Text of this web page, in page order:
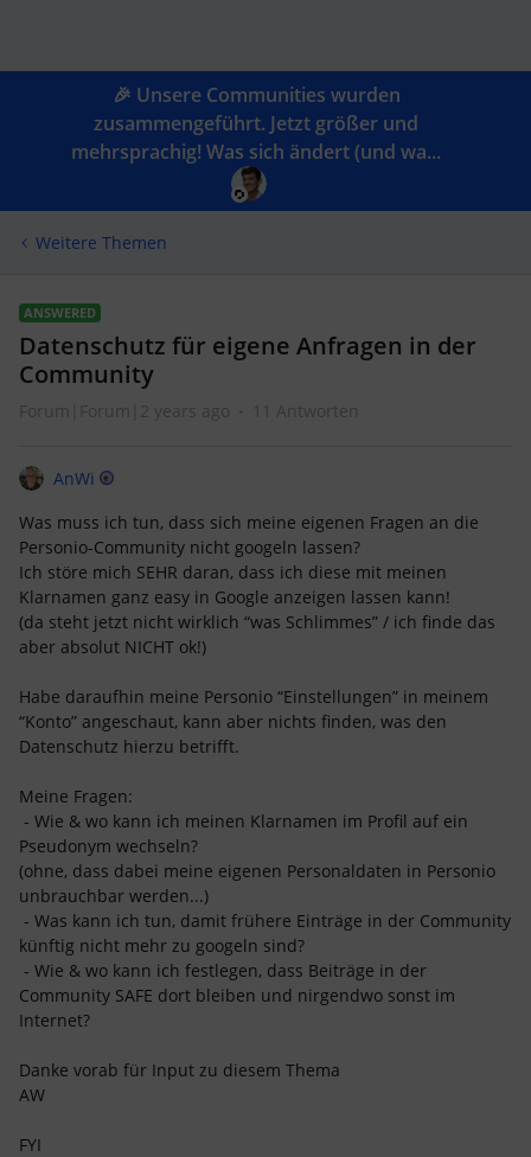
🎉 Unsere Communities wurden
zusammengeführt. Jetzt größer und
mehrsprachig! Was sich ändert (und wa...
Weitere Themen
ANSWERED
Datenschutz für eigene Anfragen in der
Community
Forum|Forum|2 years ago 11 Antworten
AnWi
Was muss ich tun, dass sich meine eigenen Fragen an die
Personio-Community nicht googeln lassen?
Ich störe mich SEHR daran, dass ich diese mit meinen
Klarnamen ganz easy in Google anzeigen lassen kann!
(da steht jetzt nicht wirklich “was Schlimmes” / ich finde das
aber absolut NICHT ok!)
Habe daraufhin meine Personio “Einstellungen” in meinem
“Konto” angeschaut, kann aber nichts finden, was den
Datenschutz hierzu betrifft.
Meine Fragen:
- Wie & wo kann ich meinen Klarnamen im Profil auf ein
Pseudonym wechseln?
(ohne, dass dabei meine eigenen Personaldaten in Personio
unbrauchbar werden...)
- Was kann ich tun, damit frühere Einträge in der Community
künftig nicht mehr zu googeln sind?
- Wie & wo kann ich festlegen, dass Beiträge in der
Community SAFE dort bleiben und nirgendwo sonst im
Internet?
Danke vorab für Input zu diesem Thema
AW
FYI